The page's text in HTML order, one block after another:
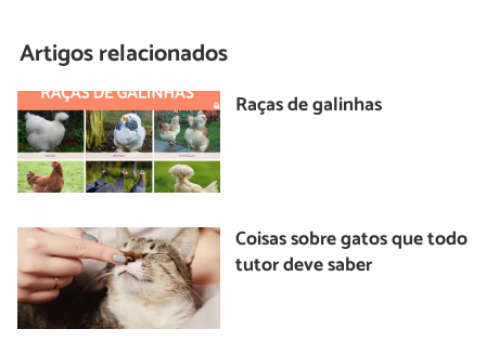
Artigos relacionados
Raças de galinhas
Coisas sobre gatos que todo
tutor deve saber